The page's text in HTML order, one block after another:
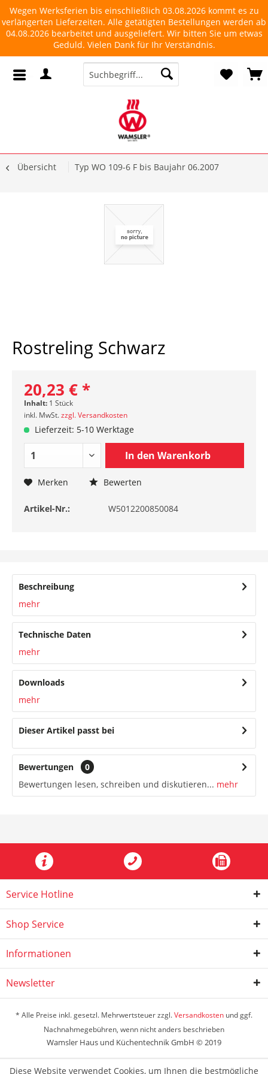
Wegen Werksferien bis einschließlich 03.08.2026 kommt es zu
verlängerten Lieferzeiten. Alle getätigten Bestellungen werden ab
04.08.2026 bearbeitet und ausgeliefert. Wir bitten Sie um etwas
Geduld. Vielen Dank für Ihr Verständnis.
Übersicht Typ WO 109-6 F bis Baujahr 06.2007
Rostreling Schwarz
20,23 € *
Inhalt: 1 Stück
inkl. MwSt.zzgl. Versandkosten
Lieferzeit: 5-10 Werktage
In den Warenkorb
Merken Bewerten
Artikel-Nr.: W5012200850084
Beschreibung
mehr
Technische Daten
mehr
Downloads
mehr
Dieser Artikel passt bei
Bewertungen
0
Bewertungen lesen, schreiben und diskutieren... mehr
Service Hotline
Shop Service
Informationen
Newsletter
* Alle Preise inkl. gesetzl. Mehrwertsteuer zzgl.Versandkosten und ggf.
Nachnahmegebühren, wenn nicht anders beschrieben
Wamsler Haus und Küchentechnik GmbH © 2019
Diese Website verwendet Cookies, um Ihnen die bestmögliche